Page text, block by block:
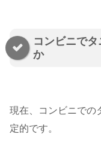
コンビニで
か
現在、コンビニでの
定的です。